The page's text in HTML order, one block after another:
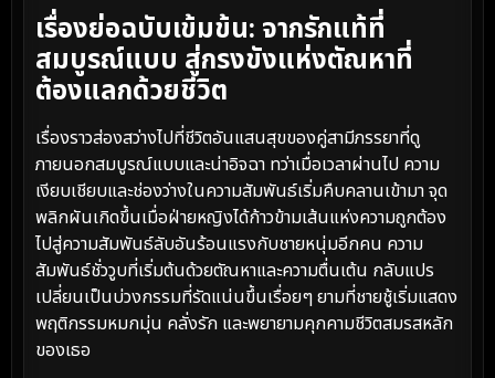
เรื่องย่อฉบับเข้มข้น: จากรักแท้ที่
สมบูรณ์แบบ สู่กรงขังแห่งตัณหาที่
ต้องแลกด้วยชีวิต
เรื่องราวส่องสว่างไปที่ชีวิตอันแสนสุขของคู่สามีภรรยาที่ดู
ภายนอกสมบูรณ์แบบและน่าอิจฉา ทว่าเมื่อเวลาผ่านไป ความ
เงียบเชียบและช่องว่างในความสัมพันธ์เริ่มคืบคลานเข้ามา จุด
พลิกผันเกิดขึ้นเมื่อฝ่ายหญิงได้ก้าวข้ามเส้นแห่งความถูกต้อง
ไปสู่ความสัมพันธ์ลับอันร้อนแรงกับชายหนุ่มอีกคน ความ
สัมพันธ์ชั่ววูบที่เริ่มต้นด้วยตัณหาและความตื่นเต้น กลับแปร
เปลี่ยนเป็นบ่วงกรรมที่รัดแน่นขึ้นเรื่อยๆ ยามที่ชายชู้เริ่มแสดง
พฤติกรรมหมกมุ่น คลั่งรัก และพยายามคุกคามชีวิตสมรสหลัก
ของเธอ